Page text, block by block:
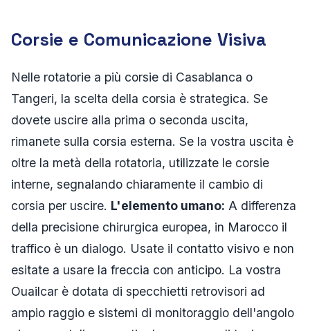
Corsie e Comunicazione Visiva
Nelle rotatorie a più corsie di Casablanca o
Tangeri, la scelta della corsia è strategica. Se
dovete uscire alla prima o seconda uscita,
rimanete sulla corsia esterna. Se la vostra uscita è
oltre la metà della rotatoria, utilizzate le corsie
interne, segnalando chiaramente il cambio di
corsia per uscire. L'elemento umano: A differenza
della precisione chirurgica europea, in Marocco il
traffico è un dialogo. Usate il contatto visivo e non
esitate a usare la freccia con anticipo. La vostra
Ouailcar è dotata di specchietti retrovisori ad
ampio raggio e sistemi di monitoraggio dell'angolo